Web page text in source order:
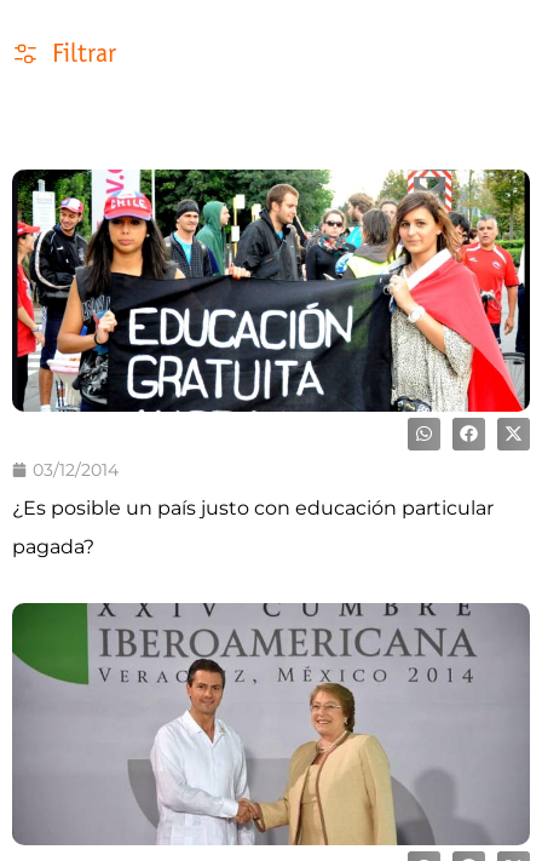
Filtrar
03/12/2014
¿Es posible un país justo con educación particular
pagada?